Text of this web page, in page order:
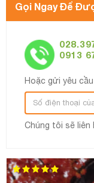
Gọi Ngay Để
0913
Hoặc gửi yêu
Chúng tôi sẽ liên